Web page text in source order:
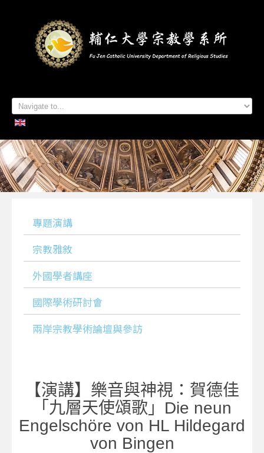
首頁
系所簡介
本系成員
學生專區
招生資訊
各項活動
研究及出版
系所友專區
聯絡我們
專題演講
宗教雅敘
外國學者講座
國際學術研討會
兩岸宗教學術論壇與參訪
【演講】樂音與神視：賀德佳
「九層天使頌歌」Die neun
Engelschöre von HL Hildegard
von Bingen